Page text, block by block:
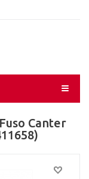
Canter